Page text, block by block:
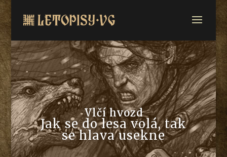
Vlčí hvozd
Jak se do lesa volá, tak
se hlava usekne